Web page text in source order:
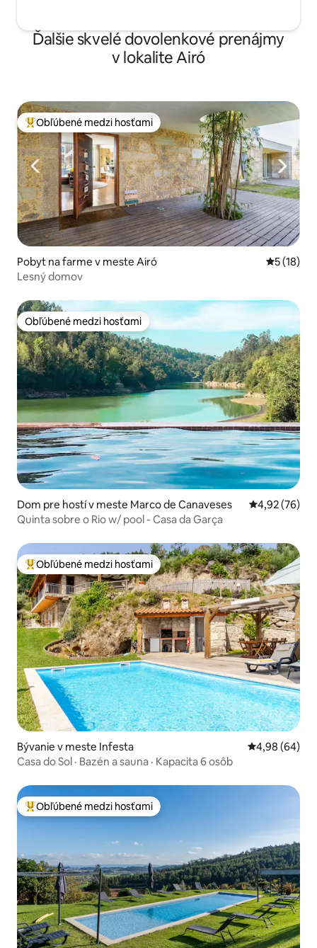
Ďalšie skvelé dovolenkové prenájmy
v lokalite Airó
Najobľúbenejšie medzi hosťami
Obľúbené medzi hosťami
Pobyt na farme v meste Airó
5 (18)
Lesný domov
Obľúbené medzi hosťami
Obľúbené medzi hosťami
Dom pre hostí v meste Marco de Canaveses Priemerné
4,92 (76)
Quinta sobre o Rio w/ pool - Casa da Garça
Najobľúbenejšie medzi hosťami
Obľúbené medzi hosťami
Bývanie v meste Infesta Priemerné
4,98 (64)
Casa do Sol · Bazén a sauna · Kapacita 6 osôb
Najobľúbenejšie medzi hosťami
Obľúbené medzi hosťami